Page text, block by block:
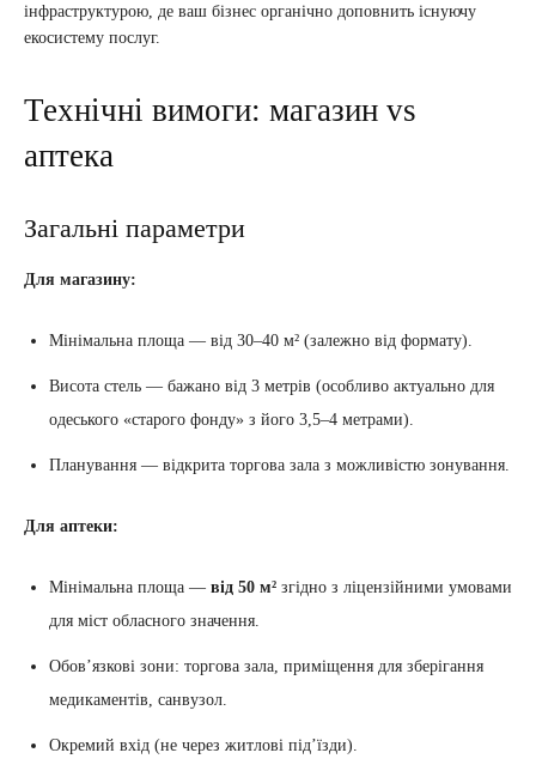
інфраструктурою, де ваш бізнес органічно доповнить існуючу
екосистему послуг.
Технічні вимоги: магазин vs
аптека
Загальні параметри
Для магазину:
Мінімальна площа — від 30–40 м² (залежно від формату).
Висота стель — бажано від 3 метрів (особливо актуально для
одеського «старого фонду» з його 3,5–4 метрами).
Планування — відкрита торгова зала з можливістю зонування.
Для аптеки:
Мінімальна площа — від 50 м² згідно з ліцензійними умовами
для міст обласного значення.
Обов’язкові зони: торгова зала, приміщення для зберігання
медикаментів, санвузол.
Окремий вхід (не через житлові під’їзди).